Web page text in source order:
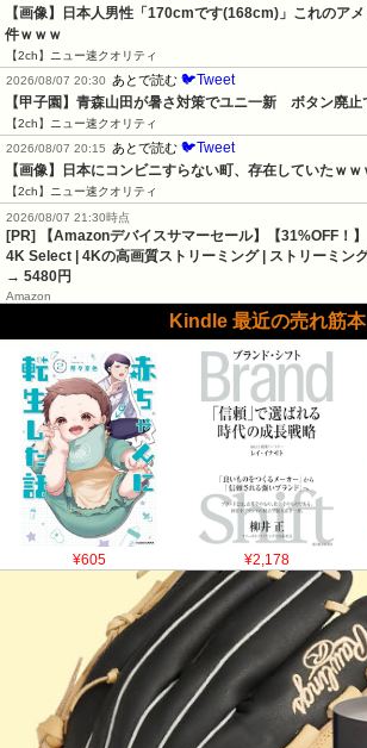
【画像】日本人男性「170cmです(168cm)」これのア
件ｗｗｗ
【2ch】ニュー速クオリティ
2026/08/07 20:30
あとで読む 🐦Tweet
【甲子園】青森山田が暑さ対策でユニ一新　ボタン廃
【2ch】ニュー速クオリティ
2026/08/07 20:15
あとで読む 🐦Tweet
【画像】日本にコンビニすらない町、存在していたｗｗ
【2ch】ニュー速クオリティ
2026/08/07 21:30時点
[PR] 【Amazonデバイスサマーセール】【31%OFF！
4K Select | 4Kの高画質ストリーミング | ストリーミン
→ 5480円
Amazon
Kindle 最近の売れ筋本
¥605 ¥2,178